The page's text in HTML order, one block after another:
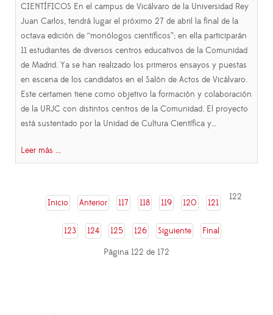
CIENTÍFICOS En el campus de Vicálvaro de la Universidad Rey
Juan Carlos, tendrá lugar el próximo 27 de abril la final de la
octava edición de “monólogos científicos”; en ella participarán
11 estudiantes de diversos centros educativos de la Comunidad
de Madrid. Ya se han realizado los primeros ensayos y puestas
en escena de los candidatos en el Salón de Actos de Vicálvaro.
Este certamen tiene como objetivo la formación y colaboración
de la URJC con distintos centros de la Comunidad. El proyecto
está sustentado por la Unidad de Cultura Científica y…
Leer más ...
Inicio Anterior 117 118 119 120 121
122
123 124 125 126 Siguiente
Final
Página 122 de 172